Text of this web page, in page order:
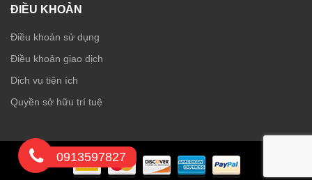
ĐIỀU KHOẢN
Điều khoản sử dụng
Điều khoản giao dịch
Dịch vụ tiện ích
Quyền sở hữu trí tuệ
0913597827